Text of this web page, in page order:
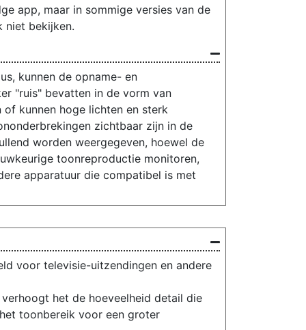
app, maar in sommige versies van de
niet bekijken.
kunnen de opname- en
"ruis" bevatten in de vorm van
kunnen hoge lichten en sterk
zichtbaar zijn in de
worden weergegeven, hoewel de
toonreproductie monitoren,
apparatuur die compatibel is met
voor televisie-uitzendingen en andere
het de hoeveelheid detail die
toonbereik voor een groter